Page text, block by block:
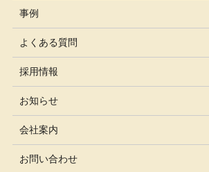
事例
よくある質問
採用情報
お知らせ
会社案内
お問い合わせ